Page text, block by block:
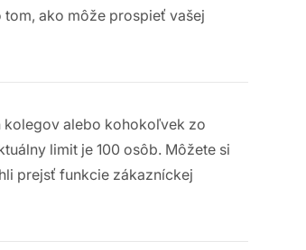
ako môže prospieť vašej
kolegov alebo kohokoľvek zo
limit je 100 osôb. Môžete si
prejsť funkcie zákazníckej